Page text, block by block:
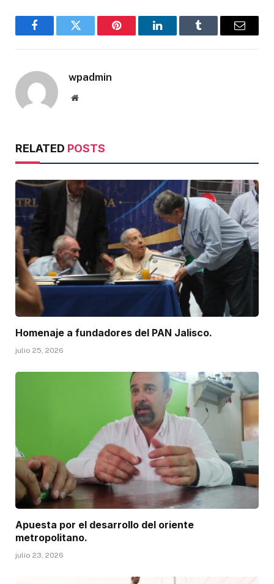
FacebookTwitter Pinterest LinkedInTumblr Email
wpadmin
Website
RELATED POSTS
Homenaje a fundadores del PAN Jalisco.
julio 25, 2026
Apuesta por el desarrollo del oriente
metropolitano.
julio 23, 2026